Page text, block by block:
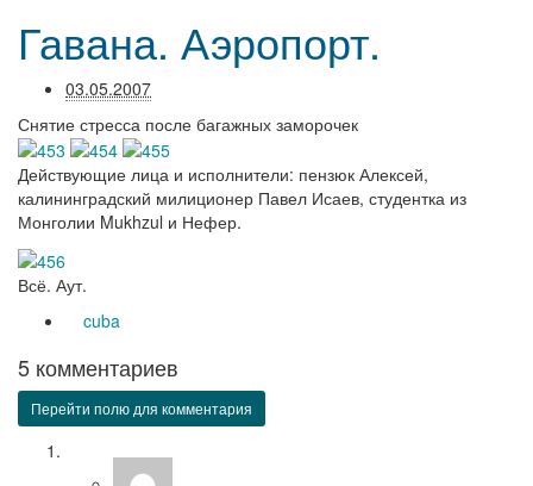
Гавана. Аэропорт.
03.05.2007
Снятие стресса после багажных заморочек
Действующие лица и исполнители: пензюк Алексей,
калининградский милиционер Павел Исаев, студентка из
Монголии Mukhzul и Нефер.
Всё. Аут.
cuba
5 комментариев
Перейти полю для комментария